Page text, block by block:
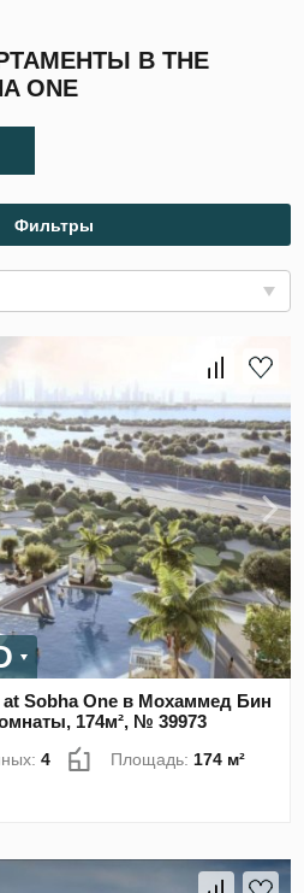
В THE
ONE
Фильтры
at Sobha One в Мохаммед Бин
174м², № 39973
4 Площадь: 174 м²